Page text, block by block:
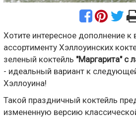
Хотите интересное дополнение
ассортименту Хэллоуинских
зеленый коктейль "Маргарита" с
- идеальный вариант к
Хэллоуина!
Такой праздничный коктейль
измененную версию